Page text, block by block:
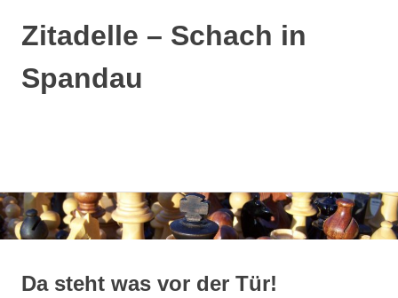
Zum
Inhalt
springen
Zitadelle – Schach in
Spandau
Da steht was vor der Tür!